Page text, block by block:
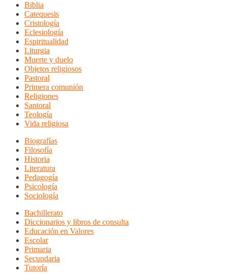
Biblia
Catequesis
Cristología
Eclesiología
Espiritualidad
Liturgia
Muerte y duelo
Objetos religiosos
Pastoral
Primera comunión
Religiones
Santoral
Teología
Vida religiosa
Biografías
Filosofía
Historia
Literatura
Pedagogía
Psicología
Sociología
Bachillerato
Diccionarios y libros de consulta
Educación en Valores
Escolar
Primaria
Secundaria
Tutoría